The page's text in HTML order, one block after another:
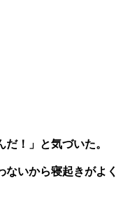
！」と気づいた。
いから寝起きがよく